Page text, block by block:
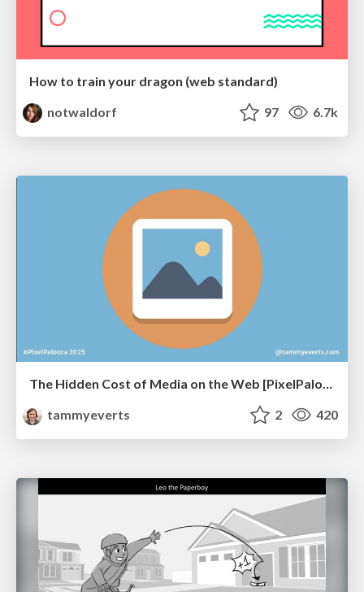
How to train your dragon (web standard)
notwaldorf
97 6.7k
The Hidden Cost of Media on the Web [PixelPalooza 2025]
tammyeverts
2 420